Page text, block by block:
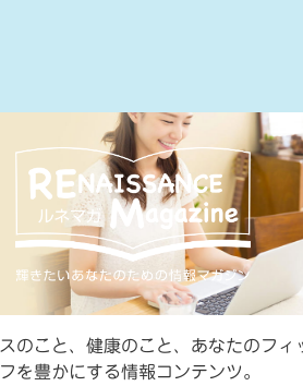
のこと、健康のこと、あなたのフィ
を豊かにする情報コンテンツ。